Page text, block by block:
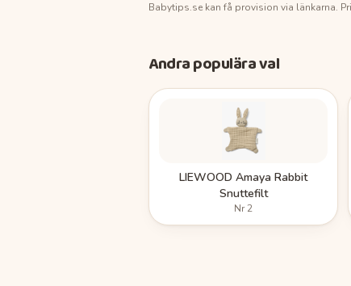
Babytips.se kan få provision via länkarna.
Andra populära val
LIEWOOD Amaya Rabbit
Snuttefilt
Nr2